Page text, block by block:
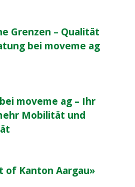
Grenzen – Qualität
bei moveme ag
moveme ag – Ihr
Mobilität und
of Kanton Aargau»